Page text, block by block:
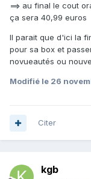
==> au final le cout
ça sera 40,99 euros
Il parait que d'ici la
pour sa box et
novueautés ou
Modifié le 26
Citer
kgb